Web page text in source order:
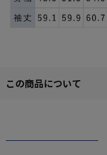
この商品について